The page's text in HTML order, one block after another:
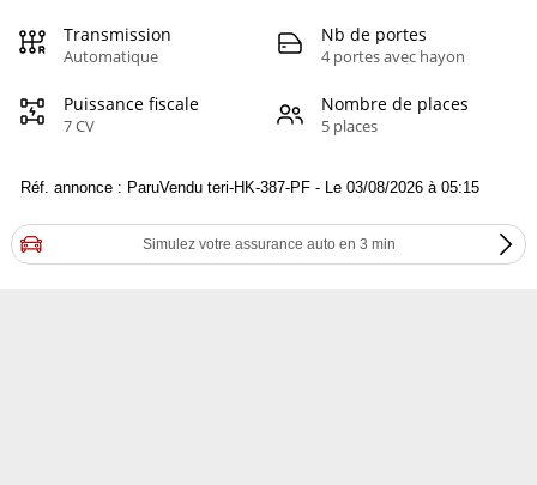
Transmission
Automatique
Nb de portes
4 portes avec hayon
Puissance fiscale
7 CV
Nombre de places
5 places
Réf. annonce : ParuVendu teri-HK-387-PF - Le 03/08/2026 à 05:15
Simulez votre assurance auto en 3 min